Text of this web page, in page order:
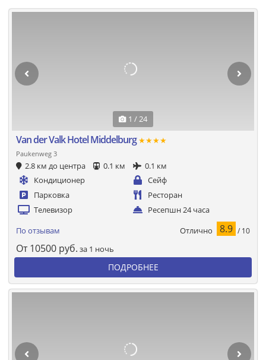
1 / 24
Van der Valk Hotel Middelburg★★★★
Paukenweg 3
2.8 км до центра 0.1 км
0.1 км
Кондиционер
Сейф
Парковка
Ресторан
Телевизор
Ресепшн 24 часа
По отзывам Отлично 8.9 / 10
От 10500 руб. за 1 ночь
ПОДРОБНЕЕ